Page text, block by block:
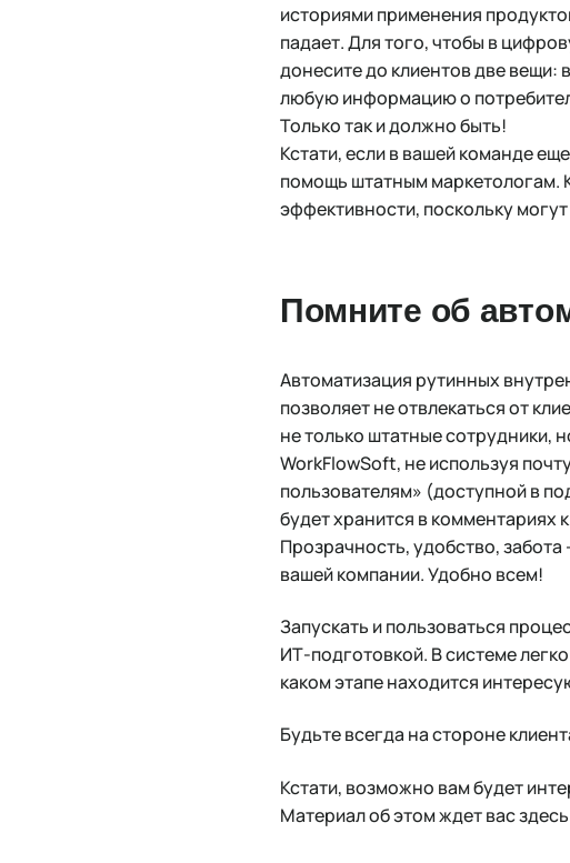
историями применения
падает. Для того, чтобы в
донесите до клиентов две
любую информацию о
Только так и должно быть!
Кстати, если в вашей команде
помощь штатным маркетологам.
эффективности, поскольку
Помните об
Автоматизация рутинных
позволяет не отвлекаться от
не только штатные сотрудники,
WorkFlowSoft, не используя
пользователям» (доступной в
будет хранится в комментариях
Прозрачность, удобство, забота
вашей компании. Удобно всем!
Запускать и пользоваться
ИТ-подготовкой. В системе
каком этапе находится
Будьте всегда на стороне
Кстати, возможно вам будет
Материал об этом ждет вас